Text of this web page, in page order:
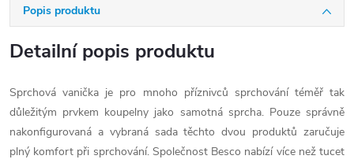
Popis produktu
Detailní popis produktu
Sprchová vanička je pro mnoho příznivců sprchování téměř tak
důležitým prvkem koupelny jako samotná sprcha. Pouze správně
nakonfigurovaná a vybraná sada těchto dvou produktů zaručuje
plný komfort při sprchování. Společnost Besco nabízí více než tucet